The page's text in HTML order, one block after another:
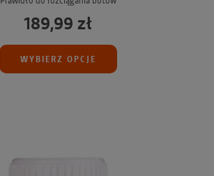
189,99 zł
WYBIERZ OPCJE